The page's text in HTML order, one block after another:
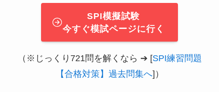
SPI模擬試験
今すぐ模試ページに行く
（※じっくり721問を解くなら ➔ [SPI練習問題
【合格対策】過去問集へ]）